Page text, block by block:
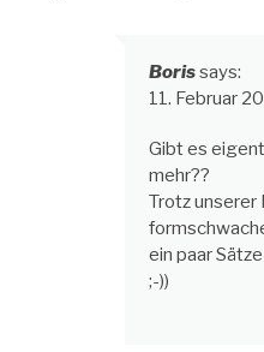
Borissays:
11. Februar
Gibt es
mehr??
Trotz unserer
ein paar
;-))